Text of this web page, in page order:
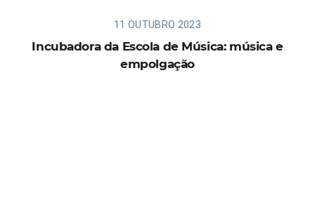
11 OUTUBRO 2023
Incubadora da Escola de Música: música e
empolgação